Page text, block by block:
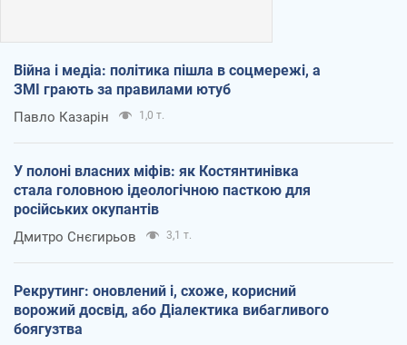
Війна і медіа: політика пішла в соцмережі, а
ЗМІ грають за правилами ютуб
Павло Казарін 1,0 т.
У полоні власних міфів: як Костянтинівка
стала головною ідеологічною пасткою для
російських окупантів
Дмитро Снєгирьов 3,1 т.
Рекрутинг: оновлений і, схоже, корисний
ворожий досвід, або Діалектика вибагливого
боягузтва